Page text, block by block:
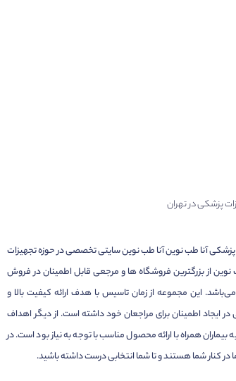
پزشکی در تهران
پزشکی آنا طب نوین آنا طب نوین سایتی تخصصی در حوزه تجهیزات
از بزرگترین فروشگاه ها و مرجعی قابل اطمینان در فروش
این مجموعه از زمان تاسیس با هدف ارائه کیفیت بالا و
ایجاد اطمینان برای مراجعان خود داشته است. از دیگر اهداف
همراه با ارائه محصول مناسب با توجه به نیاز بود است. در
در کنار شما هستند و تا شما انتخابی درست داشته باشید.